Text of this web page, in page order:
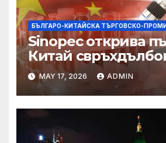
БЪЛГАРО-КИТАЙСКА ТЪРГОВСКО-
Sinopec открива
Китай
находище на
Съчуанския басейн
MAY 17, 2026 ADMIN